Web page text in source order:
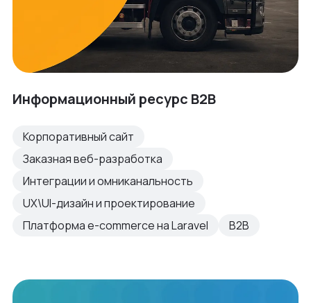
Информационный ресурс B2B
Корпоративный сайт
Заказная веб-разработка
Интеграции и омниканальность
UX\UI-дизайн и проектирование
Платформа e-commerce на Laravel
B2B